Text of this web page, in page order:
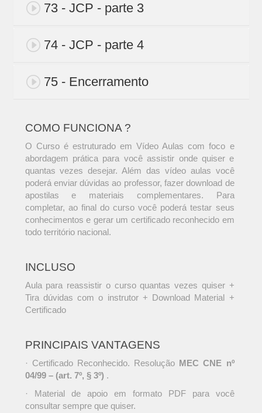
73 - JCP - parte 3
74 - JCP - parte 4
75 - Encerramento
COMO FUNCIONA ?
O Curso é estruturado em Vídeo Aulas com foco e
abordagem prática para você assistir onde quiser e
quantas vezes desejar. Além das vídeo aulas você
poderá enviar dúvidas ao professor, fazer download de
apostilas e materiais complementares. Para
completar, ao final do curso você poderá testar seus
conhecimentos e gerar um certificado reconhecido em
todo território nacional.
INCLUSO
Aula para reassistir o curso quantas vezes quiser +
Tira dúvidas com o instrutor + Download Material +
Certificado
PRINCIPAIS VANTAGENS
· Certificado Reconhecido. Resolução MEC CNE nº
04/99 – (art. 7º, § 3º) .
· Material de apoio em formato PDF para você
consultar sempre que quiser.